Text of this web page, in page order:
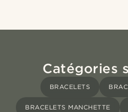
Catégories
BRACELETS
BRACELETS MANCHETTE